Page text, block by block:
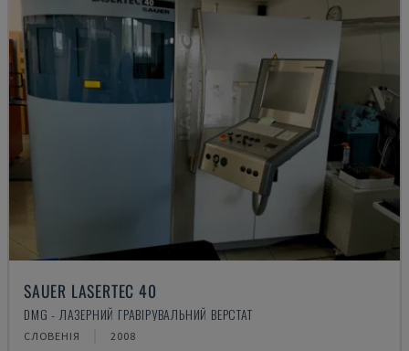
SAUER LASERTEC 40
DMG - ЛАЗЕРНИЙ ГРАВІРУВАЛЬНИЙ ВЕРСТАТ
СЛОВЕНІЯ 2008